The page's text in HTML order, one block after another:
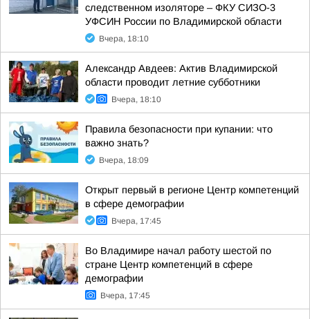
следственном изоляторе – ФКУ СИЗО-3
УФСИН России по Владимирской области
Вчера, 18:10
Александр Авдеев: Актив Владимирской
области проводит летние субботники
Вчера, 18:10
Правила безопасности при купании: что
важно знать?
Вчера, 18:09
Открыт первый в регионе Центр компетенций
в сфере демографии
Вчера, 17:45
Во Владимире начал работу шестой по
стране Центр компетенций в сфере
демографии
Вчера, 17:45